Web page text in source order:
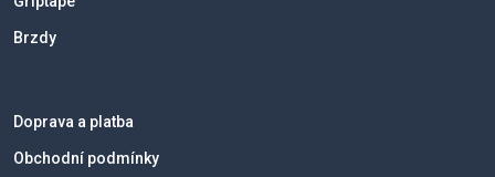
Brzdy
Doprava a platba
Obchodní podmínky